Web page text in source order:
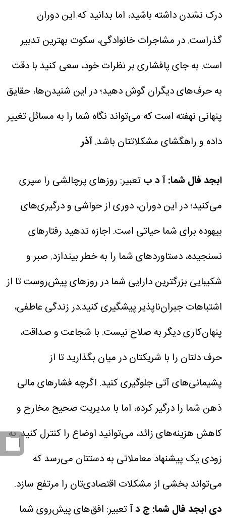
درک نشدن داشته باشید، اما بدانید که این دوران
گذراست. در مشاجرات خانوادگی، سکوت بهترین تدبیر
است. به جای پافشاری بر نظرات خود، سعی کنید با دقت
به حرف‌های دیگران گوش دهید؛ در این شنیدن‌ها، حقایق
پنهانی نهفته است که می‌تواند نگاه شما را به مسائل تغییر
داده و راهگشای مشکلاتتان باشد.آذر
ابجد فال شما: آ د بتعبیر: روزهای پرچالشی را سپری
می‌کنید؛ در این دوران، دوری از حواشی و درگیری‌های
بیهوده برای شما حیاتی است. اجازه ندهید رفتارهای
نسنجیده، دستاوردهای شما را به خطر بیندازد. صبر و
شکیبایی بزرگترین دارایی شما در روزهای پیش‌روست تا از
اشتباهات جبران‌ناپذیر پیشگیری کنید.در زندگی عاطفی،
پنهان‌کاری دیگر به صلاح نیست. با شجاعت و صداقت،
حرف دلتان را با شریکتان در میان بگذارید تا از
پشیمانی‌های آتی جلوگیری کنید. اگرچه فشارهای مالی
ذهن شما را درگیر کرده، اما با مدیریت صحیح مخارح و
کاهش هزینه‌های زائد، می‌توانید اوضاع را کنترل کنید. به
زودی یک پیشنهاد معاملاتی به دستتان می‌رسد که
می‌تواند بخشی از مشکلات اقتصادی‌تان را مرتفع سازد.
دیابجد فال شما: ج د آتعبیر: افق‌های پیش‌روی شما